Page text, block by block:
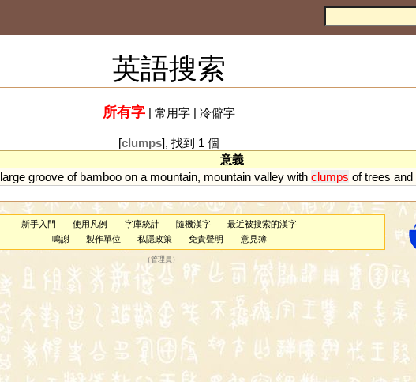
英語搜索
所有字| 常用字| 冷僻字
[clumps], 找到 1 個
意義
large groove of bamboo on a mountain, mountain valley with clumps of trees and
新手入門 使用凡例 字庫統計 隨機漢字
最近被搜索的漢字
鳴謝
製作單位 私隱政策 免責聲明 意見簿
（管理員 ）